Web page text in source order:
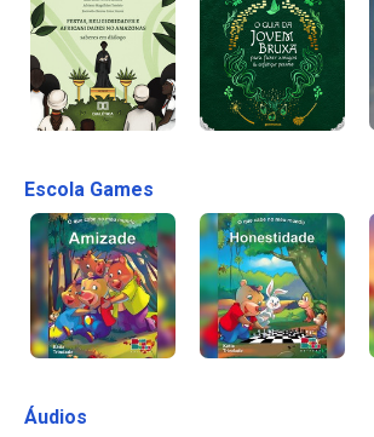
Escola Games
Áudios